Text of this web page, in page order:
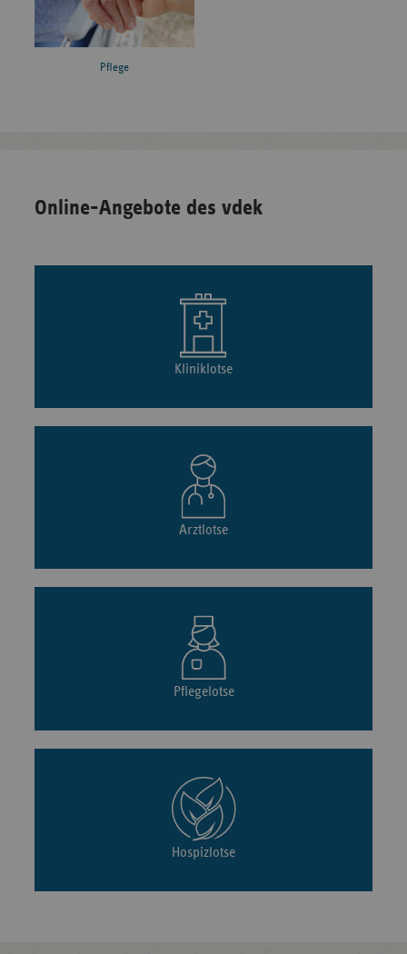
Pflege
Online-Angebote des vdek
Kliniklotse
Arztlotse
Pflegelotse
Hospizlotse